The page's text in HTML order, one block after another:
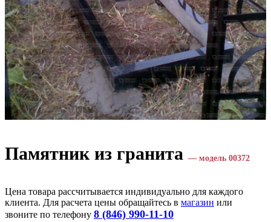
Памятник из гранита — модель 00372
Цена товара рассчитывается индивидуально для каждого
клиента. Для расчета цены обращайтесь в магазин или
звоните по телефону 8 (846) 990-11-10